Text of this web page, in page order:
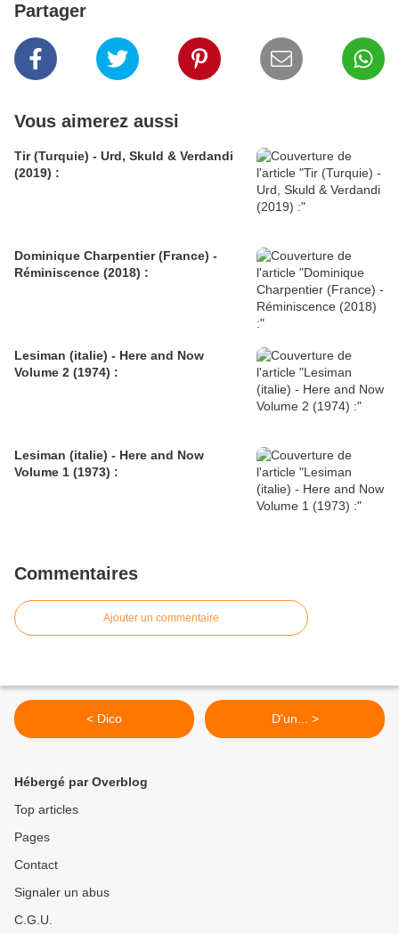
Partager
Vous aimerez aussi
Tir (Turquie) - Urd, Skuld & Verdandi
(2019) :
Dominique Charpentier (France) -
Réminiscence (2018) :
Lesiman (italie) - Here and Now
Volume 2 (1974) :
Lesiman (italie) - Here and Now
Volume 1 (1973) :
Commentaires
Ajouter un commentaire
< Dico D'un... >
Hébergé par Overblog
Top articles
Pages
Contact
Signaler un abus
C.G.U.